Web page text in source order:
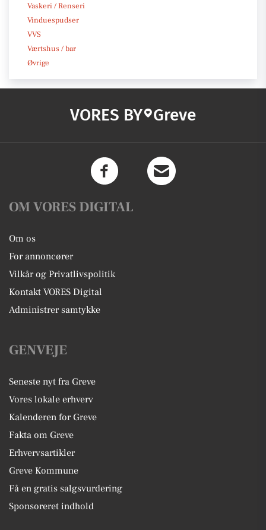
Vaskeri / Renseri
Vinduespudser
VVS
Værtshus / bar
Øvrige
VORES BY Greve
OM VORES DIGITAL
Om os
For annoncører
Vilkår og Privatlivspolitik
Kontakt VORES Digital
Administrer samtykke
GENVEJE
Seneste nyt fra Greve
Vores lokale erhverv
Kalenderen for Greve
Fakta om Greve
Erhvervsartikler
Greve Kommune
Få en gratis salgsvurdering
Sponsoreret indhold